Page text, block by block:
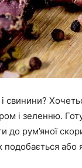
свинини?
і зеленню.
рум’яної
подобається